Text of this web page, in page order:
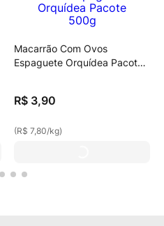
Macarrão Com Ovos
Espaguete Orquídea Pacote
R$ 3,90
(R$ 7,80/kg)